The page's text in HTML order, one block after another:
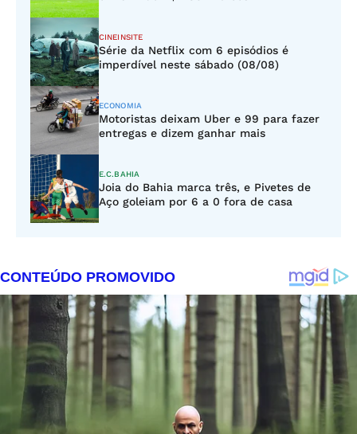
CINEINSITE
Série da Netflix com 6 episódios é
imperdível neste sábado (08/08)
ECONOMIA
Motoristas deixam Uber e 99 para fazer
entregas e dizem ganhar mais
E.C.BAHIA
Joia do Bahia marca três, e Pivetes de
Aço goleiam por 6 a 0 fora de casa